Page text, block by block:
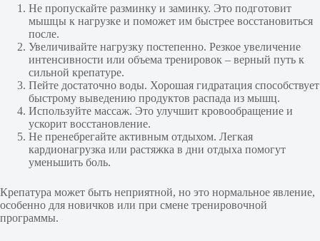
Не пропускайте разминку и заминку. Это подготовит
мышцы к нагрузке и поможет им быстрее восстановиться
после.
Увеличивайте нагрузку постепенно. Резкое увеличение
интенсивности или объема тренировок – верный путь к
сильной крепатуре.
Пейте достаточно воды. Хорошая гидратация способствует
быстрому выведению продуктов распада из мышц.
Используйте массаж. Это улучшит кровообращение и
ускорит восстановление.
Не пренебрегайте активным отдыхом. Легкая
кардионагрузка или растяжка в дни отдыха помогут
уменьшить боль.
Крепатура может быть неприятной, но это нормальное явление,
особенно для новичков или при смене тренировочной
программы.